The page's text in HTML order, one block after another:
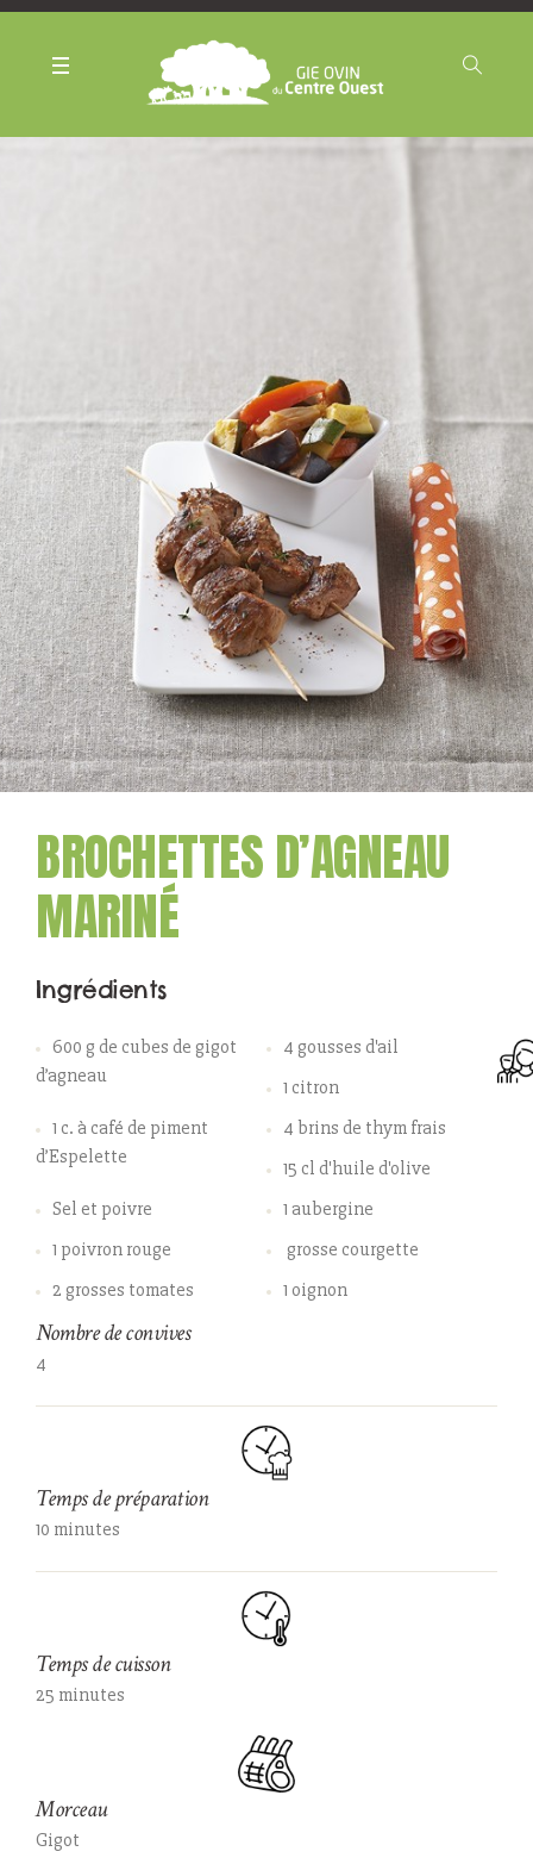
BROCHETTES D’AGNEAU
MARINÉ
Ingrédients
600 g de cubes de gigot
d’agneau
4 gousses d'ail
1 citron
1 c. à café de piment
d’Espelette
4 brins de thym frais
15 cl d'huile d'olive
Sel et poivre
1 aubergine
1 poivron rouge
grosse courgette
2 grosses tomates
1 oignon
Nombre de convives
4
Temps de préparation
10 minutes
Temps de cuisson
25 minutes
Morceau
Gigot
Panneau de gestion des cookies